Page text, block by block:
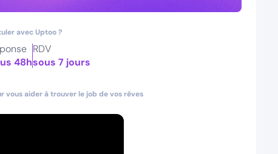
avec Uptoo ?
48h
RDV
sous 7 jours
vous aider à trouver le job de vos rêves